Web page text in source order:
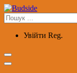
Перейти
до
вмісту
Пошук:
Увійти Reg.